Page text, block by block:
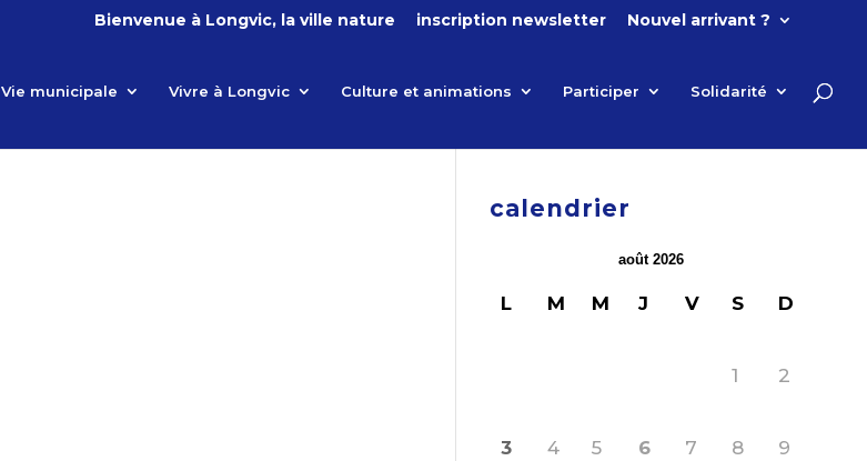
Bienvenue à Longvic, la ville nature inscription newsletter Nouvel arrivant ?
Vie municipale Vivre à Longvic Culture et animations Participer Solidarité
calendrier
août 2026
L M M J V S D
1 2
3 4 5 6 7 8 9